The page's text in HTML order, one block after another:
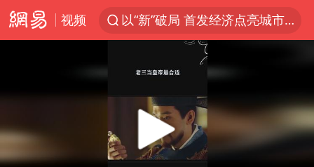
视频
以“新”破局 首发经济点亮城市消费活力
宇树科技发行价格150.80元/股
外交部发言人就广岛核爆81周年等答记者问
吉林一“温度计大楼”读数爆表